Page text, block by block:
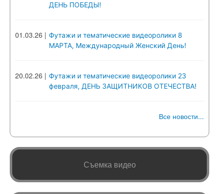
ДЕНЬ ПОБЕДЫ!
01.03.26 | Футажи и тематические видеоролики 8
МАРТА, Международный Женский День!
20.02.26 | Футажи и тематические видеоролики 23
февраля, ДЕНЬ ЗАЩИТНИКОВ ОТЕЧЕСТВА!
Все новости...
Съемка видео